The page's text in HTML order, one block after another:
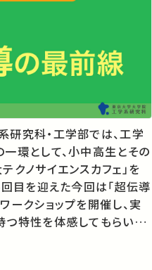
究科・工学部では、工学
環として、小中高生とその
クノサイエンスカフェ」を
目を迎えた今回は「超伝導
ークショップを開催し、実
特性を体感してもらいま